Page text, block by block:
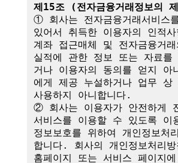
제15조 (전자금융거래정보의
① 회사는 전자금융거래서비스
있어서 취득한 이용자의 인적
계좌 접근매체 및 전자금융거
실적에 관한 정보 또는 자료를
거나 이용자의 동의를 얻지 아
에게 제공 누설하거나 업무 상
사용하지 아니합니다.
② 회사는 이용자가 안전하게
서비스를 이용할 수 있도록 이
정보보호를 위하여 개인정보처
합니다. 회사의 개인정보처리
홈페이지 또는 서비스 페이지